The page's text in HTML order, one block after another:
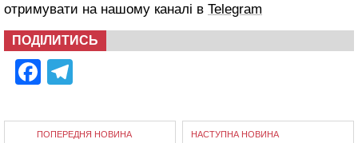
отримувати на нашому каналі в Telegram
ПОДІЛИТИСЬ
Facebook
ПОПЕРЕДНЯ НОВИНА НАСТУПНА НОВИНА